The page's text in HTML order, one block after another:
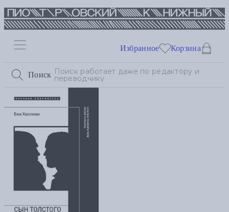
Поиск
Избранное Корзина